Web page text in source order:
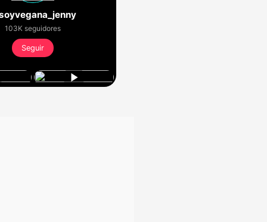
103K seguidores
Seguir